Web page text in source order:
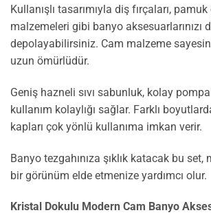
Kullanışlı tasarımıyla diş fırçaları,
malzemeleri gibi banyo aksesuarlarınızı
depolayabilirsiniz. Cam malzeme
uzun ömürlüdür.
Geniş hazneli sıvı sabunluk, kolay
kullanım kolaylığı sağlar. Farklı
kapları çok yönlü kullanıma imkan verir.
Banyo tezgahınıza şıklık katacak bu
bir görünüm elde etmenize yardımcı olur.
Kristal Dokulu Modern Cam Banyo